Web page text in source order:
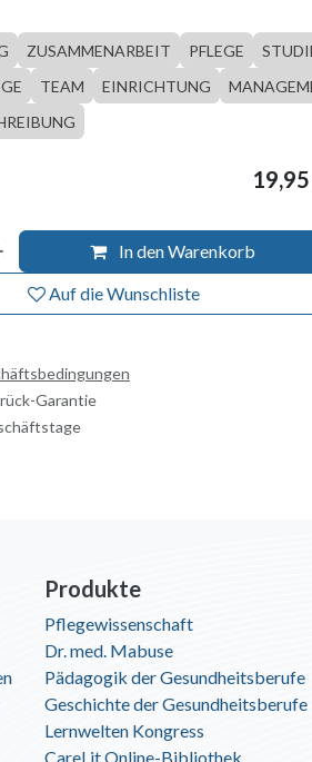
ZUSAMMENARBEIT PFLEGE
TEAM EINRICHTUNG
In den Warenkorb
Auf die Wunschliste
19,95
Garantie
Produkte
Pflegewissenschaft
Dr. med. Mabuse
Pädagogik der Gesundheitsberufe
Geschichte der Gesundheitsberufe
Lernwelten Kongress
CareLit Online-Bibliothek